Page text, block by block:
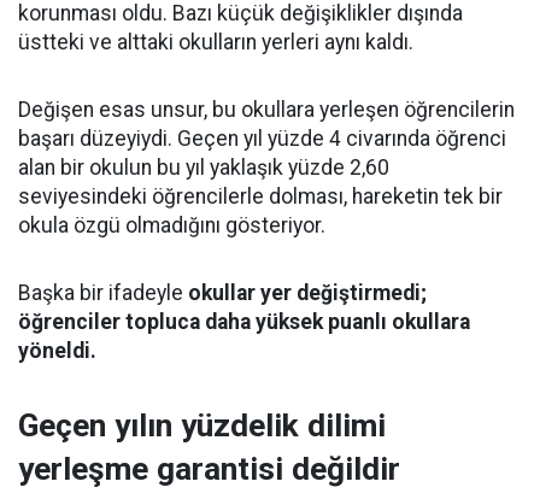
korunması oldu. Bazı küçük değişiklikler dışında
üstteki ve alttaki okulların yerleri aynı kaldı.
Değişen esas unsur, bu okullara yerleşen öğrencilerin
başarı düzeyiydi. Geçen yıl yüzde 4 civarında öğrenci
alan bir okulun bu yıl yaklaşık yüzde 2,60
seviyesindeki öğrencilerle dolması, hareketin tek bir
okula özgü olmadığını gösteriyor.
Başka bir ifadeyle okullar yer değiştirmedi;
öğrenciler topluca daha yüksek puanlı okullara
yöneldi.
Geçen yılın yüzdelik dilimi
yerleşme garantisi değildir